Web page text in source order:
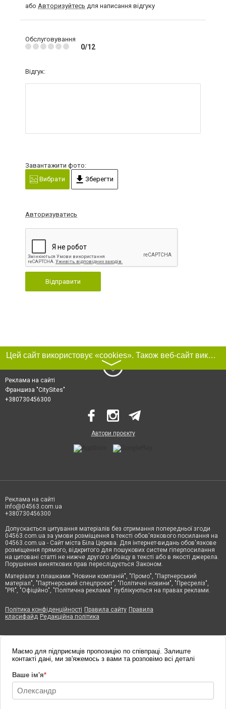
або Авторизуйтесь для написання відгуку
Обслуговування
0/12
Відгук:
Завантажити фото:
Вибрати
Зберегти
Авторизуватись
Відправити
Цей сайт використовує «cookies». Також веб-сайт використовує інтернет-сервіс для збору технічних даних стосовно відвідувачів з метою отримання маркетингової та статистичної інформації. Умови обробки даних відвідувачів сайту див.
〉
Реклама на сайті
Франшиза "CitySites"
+380730456300
Автори проєкту
Реклама на сайті
info@04563.com.ua
+380730456300
Допускається цитування матеріалів без отримання попередньої згоди
04563.com.ua за умови розміщення в тексті обов'язкового посилання на
04563.com.ua - Сайт міста Біла Церква. Для інтернет-видань обов'язкове
розміщення прямого, відкритого для пошукових систем гіперпосилання
на цитовані статті не нижче другого абзацу в тексті або в якості джерела.
Порушення виняткових прав переслідується Законом.
Матеріали з плашками "Новини компаній", "Промо", "Партнерський
матеріал", "Партнерський спецпроєкт", "Політичні новини", "Пресреліз",
"PR", "Офіційно", "Політична реклама" публікуються на правах реклами.
Політика конфіденційності Правила сайту Правила
класифайд Редакційна політика
Маємо для підприємців пропозицію по співпраці. Залиште
контакті дані, ми зв'яжемось з вами та розповімо всі деталі
Ваше ім'я*